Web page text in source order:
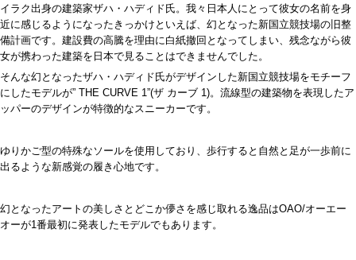
イラク出身の建築家ザハ・ハディド氏。我々日本人にとって彼女の名前を身
近に感じるようになったきっかけといえば、幻となった新国立競技場の旧整
備計画です。建設費の高騰を理由に白紙撤回となってしまい、残念ながら彼
女が携わった建築を日本で見ることはできませんでした。
そんな幻となったザハ・ハディド氏がデザインした新国立競技場をモチーフ
にしたモデルが” THE CURVE 1”(ザ カーブ 1)。流線型の建築物を表現したア
ッパーのデザインが特徴的なスニーカーです。
ゆりかご型の特殊なソールを使用しており、歩行すると自然と足が一歩前に
出るような新感覚の履き心地です。
幻となったアートの美しさとどこか儚さを感じ取れる逸品はOAO/オーエー
オーが1 番最初に発表したモデルでもあります。